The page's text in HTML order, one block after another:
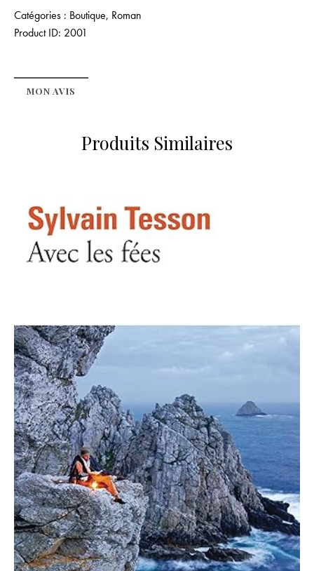
Catégories : Boutique, Roman
Product ID: 2001
MON AVIS
Produits Similaires